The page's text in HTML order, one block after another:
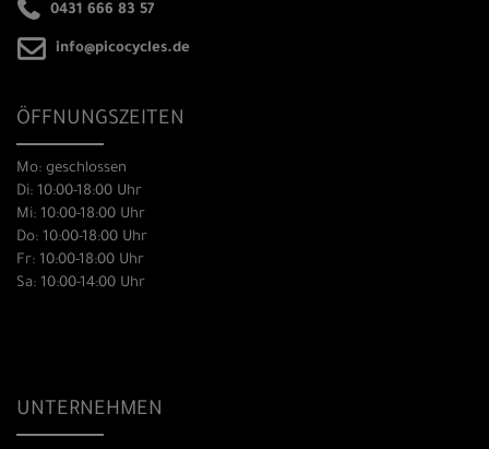
0431 666 83 57
info@picocycles.de
ÖFFNUNGSZEITEN
Mo: geschlossen
Di: 10:00-18:00 Uhr
Mi: 10:00-18:00 Uhr
Do: 10:00-18:00 Uhr
Fr: 10:00-18:00 Uhr
Sa: 10:00-14:00 Uhr
UNTERNEHMEN